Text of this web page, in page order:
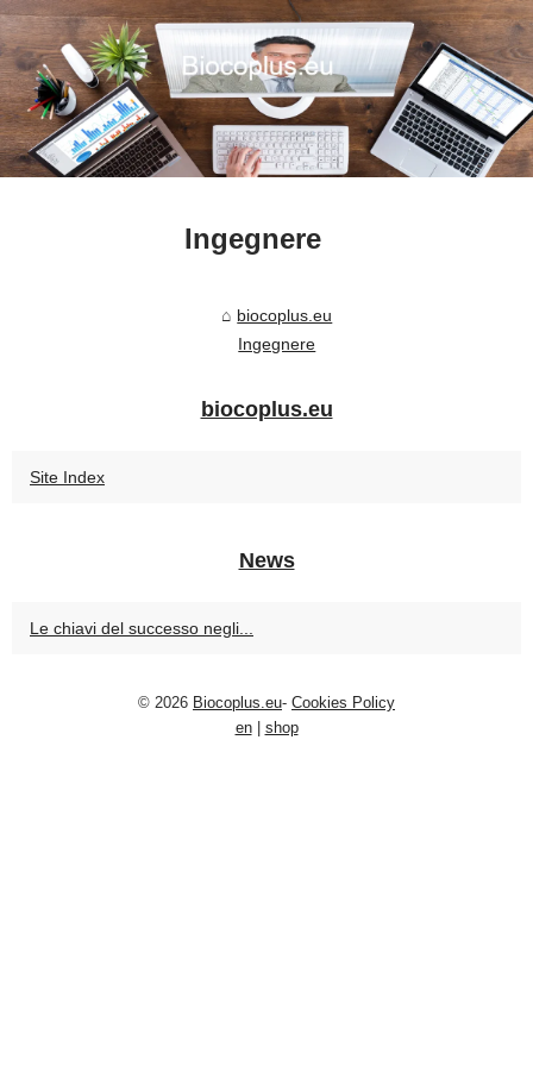
Ingegnere
biocoplus.eu
Ingegnere
biocoplus.eu
Site Index
News
Le chiavi del successo negli...
© 2026 Biocoplus.eu- Cookies Policy
en| shop